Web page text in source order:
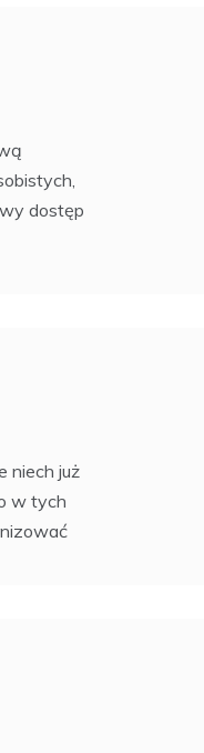
dostęp
niech już
w tych